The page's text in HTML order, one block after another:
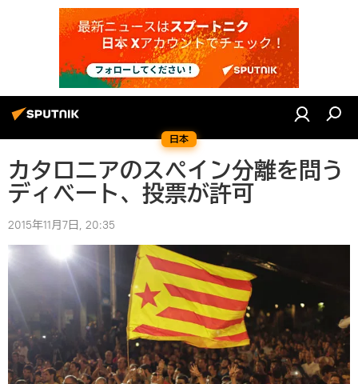
日本
カタロニアのスペイン分離を問う
ディベート、投票が許可
2015年11月7日, 20:35